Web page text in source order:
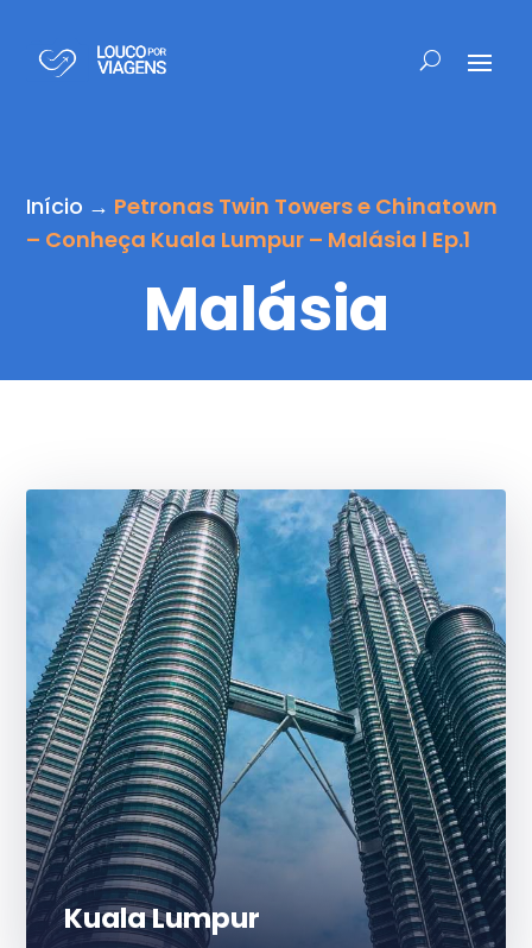
Início → Petronas Twin Towers e Chinatown
– Conheça Kuala Lumpur – Malásia l Ep.1
Malásia
Kuala Lumpur